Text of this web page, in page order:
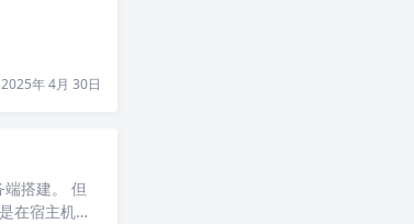
2025年 4月 30日
搭建。 但
在宿主机上